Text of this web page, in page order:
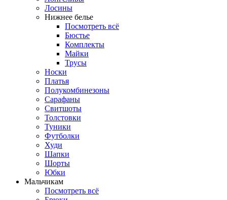
Лосины
Нижнее белье
Посмотреть всё
Бюстье
Комплекты
Майки
Трусы
Носки
Платья
Полукомбинезоны
Сарафаны
Свитшоты
Толстовки
Туники
Футболки
Худи
Шапки
Шорты
Юбки
Мальчикам
Посмотреть всё